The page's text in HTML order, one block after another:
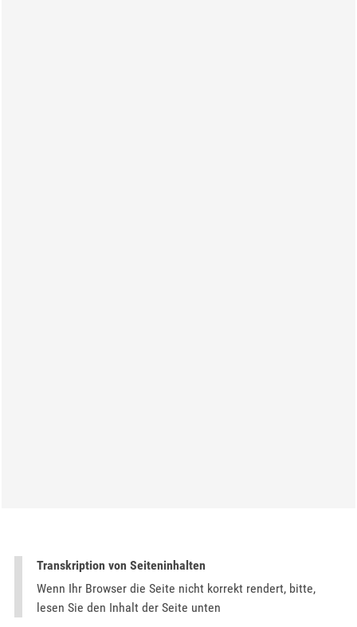
Transkription von Seiteninhalten
Wenn Ihr Browser die Seite nicht korrekt rendert, bitte,
lesen Sie den Inhalt der Seite unten